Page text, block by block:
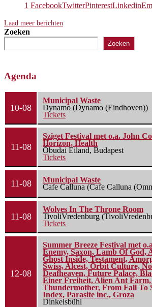
1 FacebookTwitterPinterestLinkedin
Laad meer berichten
Zoeken
Zoeken
Agenda
10-08
Municipal Waste
Dynamo (Dynamo (Eindhoven))
Tickets
11-08
Sziget Festival met o.a. John
Horizon, Health
Óbudai Eiland, Budapest
Tickets
11-08
Municipal Waste
Cafe Calluna (Cafe Calluna
11-08
Wolves In The Throne Room
TivoliVredenburg
Tickets
12-08
Summer Breeze Festival met
Enemy, Saxon, Lamb Of God,
Ghost Inside, Testament,
Swiss, Alcest, Orbit Culture,
Deafheaven, Future Palace,
Einer Freiheit, Alien Ant
Thundermother, From Fall To
Index, Parasite inc., Groza
Dinkelsbühl